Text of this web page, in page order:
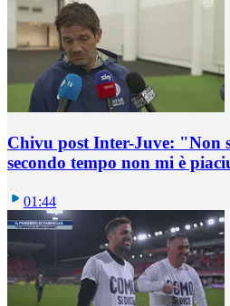
Chivu post Inter-Juve: "Non
secondo tempo non mi è
01:44